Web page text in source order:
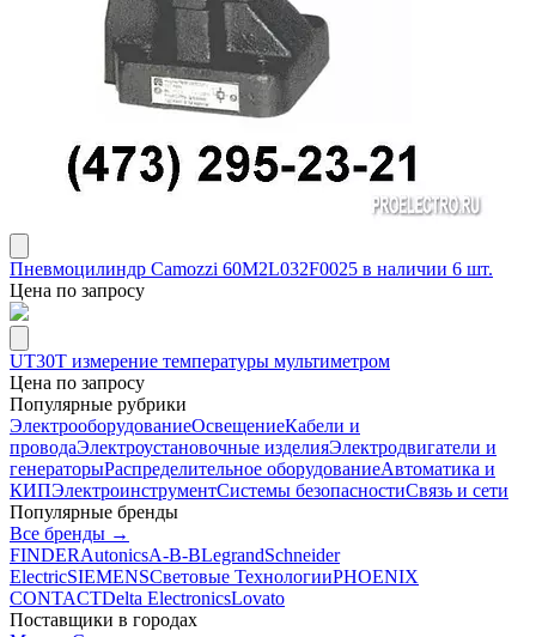
Пневмоцилиндр Camozzi 60M2L032F0025 в наличии 6 шт.
Цена по запросу
UT30T измерение температуры мультиметром
Цена по запросу
Популярные рубрики
ЭлектрооборудованиеОсвещениеКабели и
проводаЭлектроустановочные изделияЭлектродвигатели и
генераторыРаспределительное оборудованиеАвтоматика и
КИПЭлектроинструментСистемы безопасностиСвязь и сети
Популярные бренды
Все бренды →
FINDERAutonicsA-B-BLegrandSchneider
ElectricSIEMENSСветовые ТехнологииPHOENIX
CONTACTDelta ElectronicsLovato
Поставщики в городах